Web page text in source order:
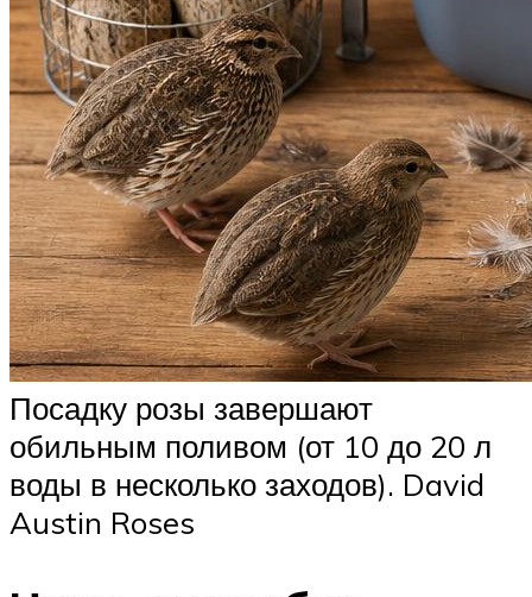
Посадку розы завершают
обильным поливом (от 10 до 20 л
воды в несколько заходов). David
Austin Roses